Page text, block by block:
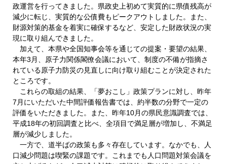
政運営を行ってきました。県政史上初めて実質的に県債残高が
減少に転じ、実質的な公債費もピークアウトしました。また、
財源対策的基金を着実に確保するなど、安定した財政状況の実
現に取り組んできました。
加えて、本県や全国知事会等を通じての提案・要望の結果、
本年3月、原子力関係閣僚会議において、制度の不備が指摘さ
れている原子力防災の見直しに向け取り組むことが決定された
ところです。
これらの取組の結果、「夢おこし」政策プランに対し、昨年
7月にいただいた中間評価報告書では、約半数の分野で一定の
評価をいただきました。また、昨年10月の県民意識調査では、
平成18年の初回調査と比べ、全項目で満足層が増加し、不満足
層が減少しました。
一方で、道半ばの政策も多々存在しています。なかでも、人
口減少問題は喫緊の課題です。これまでも人口問題対策会議を